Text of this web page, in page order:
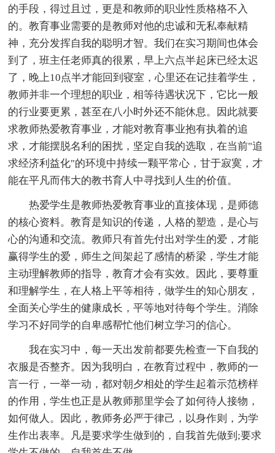
的手段，得过且过，更是和教师的职业性质格格不入
的。教育事业需要的是教师对他的忠诚和无私奉献精
神，充分发挥自我的聪明才智。我们在实习期间也体会
到了，班主任老师真的很累，早上六点半起床已经太迟
了，晚上10点半才能回到寝室，心里还在记挂着学生，
教师并非一个理想的职业，相等待遇状况下，它比一般
的行业要更累，甚至在八小时外还不能休息。因此就要
求教师热爱教育事业，才能对教育事业抱有执着的追
求，才能摆脱名利的困扰，坚定自我的选取，在当前"追
求经济利益化"的环境中持续一颗平常心，甘于寂寞，才
能在平凡而伟大的教书育人中寻找到人生的价值。
热爱学生是教师热爱教育事业的直接体现，是师德
的核心资料。教育是知识的传递，人格的塑造，是心与
心的沟通和交流。教师只有首先付出对学生的爱，才能
赢得学生的爱，师生之间架起了感情的桥梁，学生才能
主动理解教师的指导，教育才会有实效。因此，要尊重
和理解学生，在人格上平等相待，做学生的知心朋友，
全面关心学生的健康成长，平等地对待每个学生。消除
学习不好同学的自卑感帮忙他们树立学习的信心。
我在实习中，每一天出发前都要先检查一下自我的
衣服是否整齐。因为我明白，在教育过程中，教师的一
言一行，一举一动，都对朝夕相处的学生起着示范榜样
的作用，学生也正是从教师那里学会了如何待人接物，
如何做人。因此，教师务必严于律己，以身作则，为学
生作出表率。凡是要求学生做到的，自我首先做到;要求